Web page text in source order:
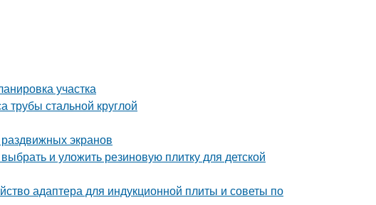
участка
трубы стальной круглой
экранов
и уложить резиновую плитку для детской
адаптера для индукционной плиты и советы по